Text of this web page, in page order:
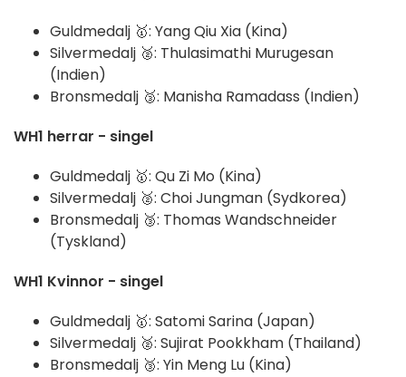
Guldmedalj 🥇: Yang Qiu Xia (Kina)
Silvermedalj 🥈: Thulasimathi Murugesan
(Indien)
Bronsmedalj 🥉: Manisha Ramadass (Indien)
WH1 herrar - singel
Guldmedalj 🥇: Qu Zi Mo (Kina)
Silvermedalj 🥈: Choi Jungman (Sydkorea)
Bronsmedalj 🥉: Thomas Wandschneider
(Tyskland)
WH1 Kvinnor - singel
Guldmedalj 🥇: Satomi Sarina (Japan)
Silvermedalj 🥈: Sujirat Pookkham (Thailand)
Bronsmedalj 🥉: Yin Meng Lu (Kina)